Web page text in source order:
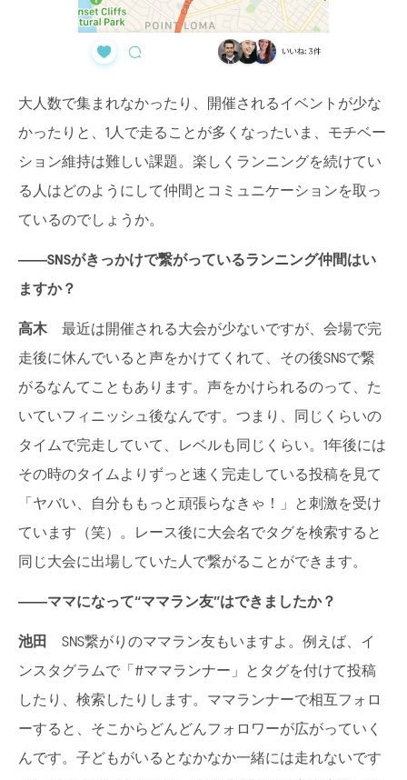
大人数で集まれなかったり、開催されるイベントが少な
かったりと、1人で走ることが多くなったいま、モチベー
ション維持は難しい課題。楽しくランニングを続けてい
る人はどのようにして仲間とコミュニケーションを取っ
ているのでしょうか。
――SNSがきっかけで繋がっているランニング仲間はい
ますか？
高木 最近は開催される大会が少ないですが、会場で完
走後に休んでいると声をかけてくれて、その後SNSで繋
がるなんてこともあります。声をかけられるのって、た
いていフィニッシュ後なんです。つまり、同じくらいの
タイムで完走していて、レベルも同じくらい。1年後には
その時のタイムよりずっと速く完走している投稿を見て
「ヤバい、自分ももっと頑張らなきゃ！」と刺激を受け
ています（笑）。レース後に大会名でタグを検索すると
同じ大会に出場していた人で繋がることができます。
――ママになって“ママラン友”はできましたか？
池田 SNS繋がりのママラン友もいますよ。例えば、イ
ンスタグラムで「#ママランナー」とタグを付けて投稿
したり、検索したりします。ママランナーで相互フォロ
ーすると、そこからどんどんフォロワーが広がっていく
んです。子どもがいるとなかなか一緒には走れないです